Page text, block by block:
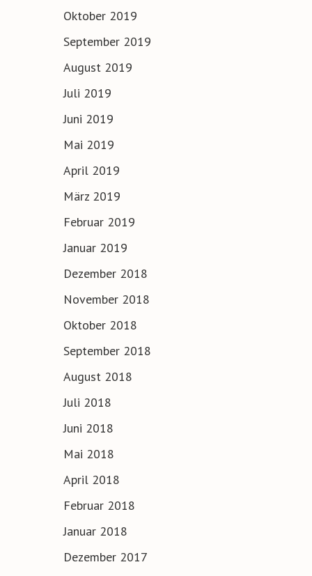
Oktober 2019
September 2019
August 2019
Juli 2019
Juni 2019
Mai 2019
April 2019
März 2019
Februar 2019
Januar 2019
Dezember 2018
November 2018
Oktober 2018
September 2018
August 2018
Juli 2018
Juni 2018
Mai 2018
April 2018
Februar 2018
Januar 2018
Dezember 2017